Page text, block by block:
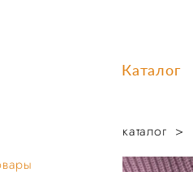
Каталог
Каталог
каталог >